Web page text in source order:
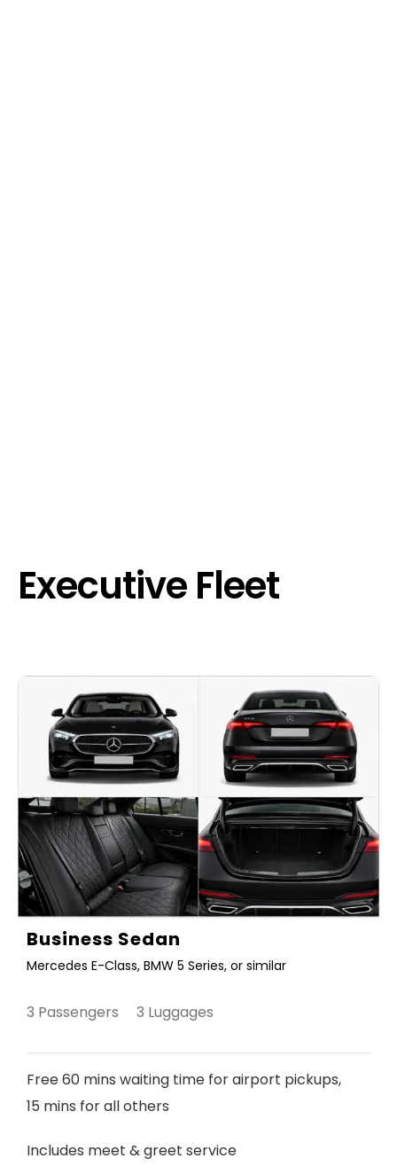
Executive Fleet
Business Sedan
Mercedes E-Class, BMW 5 Series, or similar
3 Passengers 3 Luggages
Free 60 mins waiting time for airport pickups,
15 mins for all others
Includes meet & greet service